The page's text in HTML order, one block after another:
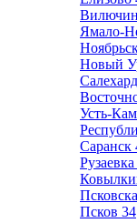
Ямало-
Новый
Салехард
Усть-
Саранск
Рузаевка
Псков 34